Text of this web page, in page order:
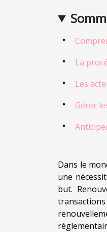
La
Les
Gérer
Dans le
une
but.